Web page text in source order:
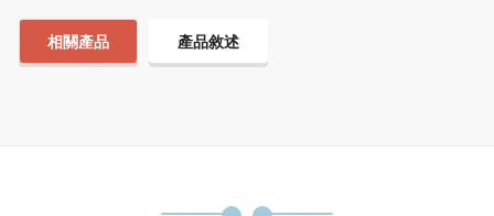
相關產品 產品敘述